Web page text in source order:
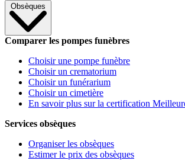
Obsèques
Comparer les pompes funèbres
Choisir une pompe funèbre
Choisir un crematorium
Choisir un funérarium
Choisir un cimetière
En savoir plus sur la certification
Services obsèques
Organiser les obsèques
Estimer le prix des obsèques